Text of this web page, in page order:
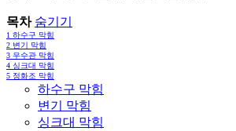
목차 숨기기
1 하수구 막힘
2 변기 막힘
3 우수관 막힘
4 싱크대 막힘
5 정화조 막힘
하수구 막힘
변기 막힘
싱크대 막힘